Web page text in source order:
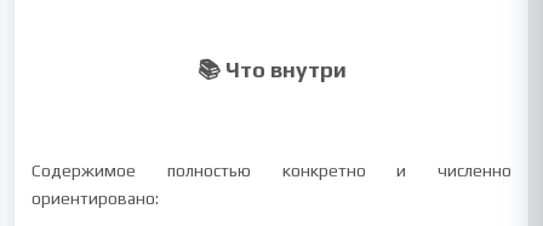
📚 Что внутри
Содержимое полностью конкретно и численно
ориентировано: